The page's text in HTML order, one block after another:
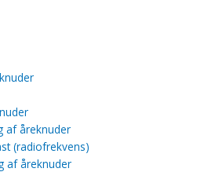
af åreknuder
(radiofrekvens)
af åreknuder